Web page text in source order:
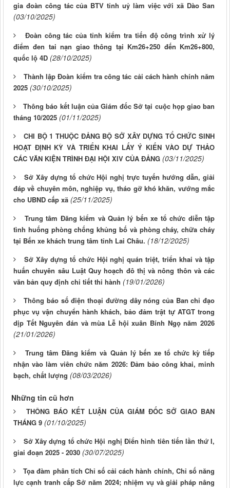
gia đoàn công tác của BTV tỉnh uỷ làm việc với xã Dào San
(03/10/2025)
Đoàn công tác của tỉnh kiểm tra tiến độ công trình xử lý
điểm đen tai nạn giao thông tại Km26+250 đến Km26+800,
quốc lộ 4D (28/10/2025)
Thành lập Đoàn kiểm tra công tác cải cách hành chính năm
2025 (30/10/2025)
Thông báo kết luận của Giám đốc Sở tại cuộc họp giao ban
tháng 10/2025 (01/11/2025)
CHI BỘ 1 THUỘC ĐẢNG BỘ SỞ XÂY DỰNG TỔ CHỨC SINH
HOẠT ĐỊNH KỲ VÀ TRIỂN KHAI LẤY Ý KIẾN VÀO DỰ THẢO
CÁC VĂN KIỆN TRÌNH ĐẠI HỘI XIV CỦA ĐẢNG (03/11/2025)
Sở Xây dựng tổ chức Hội nghị trực tuyến hướng dẫn, giải
đáp về chuyên môn, nghiệp vụ, tháo gỡ khó khăn, vướng mắc
cho UBND cấp xã (25/11/2025)
Trung tâm Đăng kiểm và Quản lý bến xe tổ chức diễn tập
tình huống phòng chống khủng bố và phòng cháy, chữa cháy
tại Bến xe khách trung tâm tỉnh Lai Châu. (18/12/2025)
Sở Xây dựng tổ chức Hội nghị quán triệt, triển khai và tập
huấn chuyên sâu Luật Quy hoạch đô thị và nông thôn và các
văn bản quy định chi tiết thi hành (19/01/2026)
Thông báo số điện thoại đường dây nóng của Ban chỉ đạo
phục vụ vận chuyển hành khách, bảo đảm trật tự ATGT trong
dịp Tết Nguyên đán và mùa Lễ hội xuân Bính Ngọ năm 2026
(21/01/2026)
Trung tâm Đăng kiểm và Quản lý bến xe tổ chức kỳ tiếp
nhận vào làm viên chức năm 2026: Đảm bảo công khai, minh
bạch, chất lượng (08/03/2026)
Những tin cũ hơn
THÔNG BÁO KẾT LUẬN CỦA GIÁM ĐỐC SỞ GIAO BAN
THÁNG 9 (01/10/2025)
Sở Xây dựng tổ chức Hội nghị Điển hình tiên tiến lần thứ I,
giai đoạn 2025 - 2030 (30/07/2025)
Tọa đàm phân tích Chỉ số cải cách hành chính, Chỉ số năng
lực cạnh tranh cấp Sở năm 2024; nhiệm vụ và giải pháp nâng